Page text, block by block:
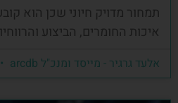
תמחור מדויק חיוני שכן הוא
איכות החומרים, הביצוע
אלעד גרגיר - מייסד ומנכ"ל arcdb